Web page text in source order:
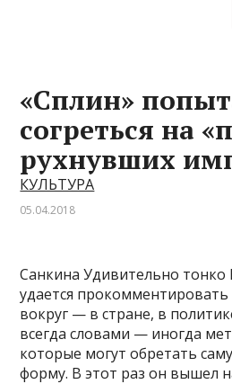
«Сплин»
согреться на
рухнувших
КУЛЬТУРА
05.04.2018
Санкина Удивительно тонко
удается
вокруг — в стране, в
всегда словами — иногда
которые могут обретать
форму. В этот раз он вышел